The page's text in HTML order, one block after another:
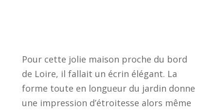
Pour cette jolie maison proche du bord
de Loire, il fallait un écrin élégant. La
forme toute en longueur du jardin donne
une impression d’étroitesse alors même